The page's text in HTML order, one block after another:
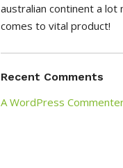
australian continent a
comes to vital product!
Recent Comments
A WordPress